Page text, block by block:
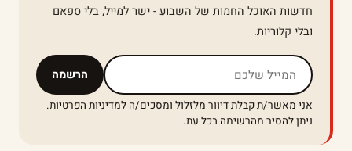
חדשות האוכל החמות של השבוע - ישר למייל, בלי ספאם
ובלי קלוריות.
הרשמה אל תמלאו שדה זה
אני מאשר/ת קבלת דיוור מלזלול ומסכים/ה למדיניות הפרטיות.
ניתן להסיר מהרשימה בכל עת.